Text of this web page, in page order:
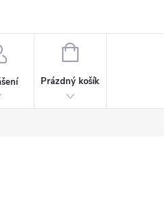
NÁKUPNÍ
Prázdný košík